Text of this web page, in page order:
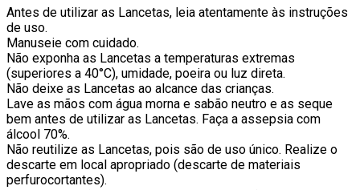
Antes de utilizar as Lancetas, leia atentamente às instruções
de uso.
Manuseie com cuidado.
Não exponha as Lancetas a temperaturas extremas
(superiores a 40°C), umidade, poeira ou luz direta.
Não deixe as Lancetas ao alcance das crianças.
Lave as mãos com água morna e sabão neutro e as seque
bem antes de utilizar as Lancetas. Faça a assepsia com
álcool 70%.
Não reutilize as Lancetas, pois são de uso único. Realize o
descarte em local apropriado (descarte de materiais
perfurocortantes).